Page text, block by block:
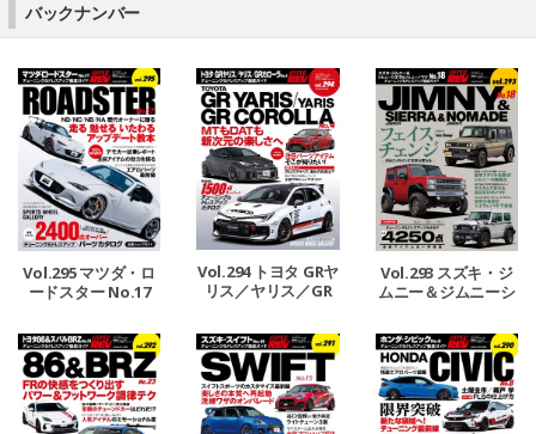
バックナンバー
Vol.295 マツダ・ロ
ードスター No.17
Vol.294 トヨタ GRヤ
リス／ヤリス／GR
Vol.293 スズキ・ジ
ムニー＆ジムニーシ
ド No.18